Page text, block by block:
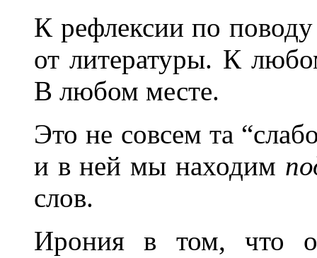
К рефлексии по
от литературы. К
В любом месте.
Это не совсем та
и в ней мы находим
слов.
Ирония в том, что